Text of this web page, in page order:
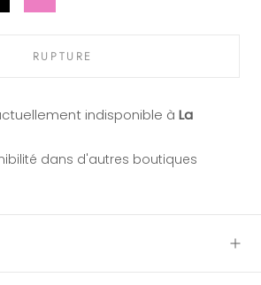
RUPTURE
indisponible à La
dans d'autres boutiques